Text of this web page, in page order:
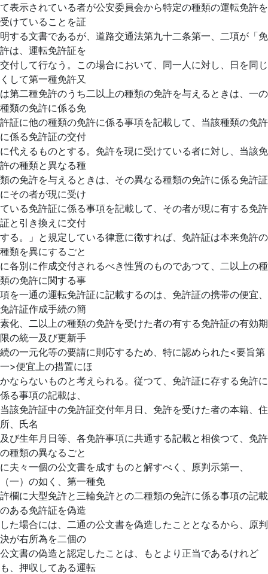
て表示されている者が公安委員会から特定の種類の運転免許を
受けていることを証
明する文書であるが、道路交通法第九十二条第一、二項が「免
許は、運転免許証を
交付して行なう。この場合において、同一人に対し、日を同じ
くして第一種免許又
は第二種免許のうち二以上の種類の免許を与えるときは、一の
種類の免許に係る免
許証に他の種類の免許に係る事項を記載して、当該種類の免許
に係る免許証の交付
に代えるものとする。免許を現に受けている者に対し、当該免
許の種類と異なる種
類の免許を与えるときは、その異なる種類の免許に係る免許証
にその者が現に受け
ている免許証に係る事項を記載して、その者が現に有する免許
証と引き換えに交付
する。」と規定している律意に徴すれば、免許証は本来免許の
種類を異にするごと
に各別に作成交付されるべき性質のものであつて、二以上の種
類の免許に関する事
項を一通の運転免許証に記載するのは、免許証の携帯の便宜、
免許証作成手続の簡
素化、二以上の種類の免許を受けた者の有する免許証の有効期
限の統一及び更新手
続の一元化等の要請に則応するため、特に認められた<要旨第
一>便宜上の措置にほ
かならないものと考えられる。従つて、免許証に存する免許に
係る事項の記載は、
当該免許証中の免許証交付年月日、免許を受けた者の本籍、住
所、氏名
及び生年月日等、各免許事項に共通する記載と相俟つて、免許
の種類の異なるごと
に夫々一個の公文書を成すものと解すべく、原判示第一、
（一）の如く、第一種免
許欄に大型免許と三輪免許との二種類の免許に係る事項の記載
のある免許証を偽造
した場合には、二通の公文書を偽造したこととなるから、原判
決が右所為を二個の
公文書の偽造と認定したことは、もとより正当であるけれど
も、押収してある運転